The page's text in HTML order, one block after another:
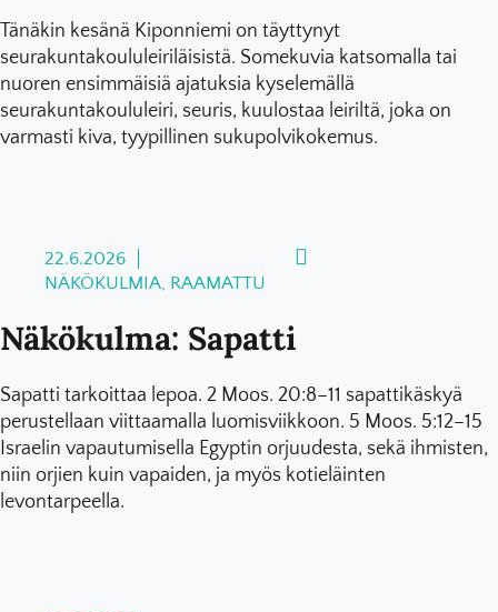
Tänäkin kesänä Kiponniemi on täyttynyt
seurakuntakoululeiriläisistä. Somekuvia katsomalla tai
nuoren ensimmäisiä ajatuksia kyselemällä
seurakuntakoululeiri, seuris, kuulostaa leiriltä, joka on
varmasti kiva, tyypillinen sukupolvikokemus.
22.6.2026
NÄKÖKULMIA, RAAMATTU
Näkökulma: Sapatti
Sapatti tarkoittaa lepoa. 2 Moos. 20:8–11 sapattikäskyä
perustellaan viittaamalla luomisviikkoon. 5 Moos. 5:12–15
Israelin vapautumisella Egyptin orjuudesta, sekä ihmisten,
niin orjien kuin vapaiden, ja myös kotieläinten
levontarpeella.